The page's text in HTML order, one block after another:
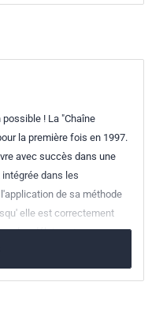
! La "Chaîne
la première fois en 1997.
avec succès dans une
dans les
de sa méthode
elle est correctement
des délais est
L'un des
réussie est certainement la
planning dynamique,